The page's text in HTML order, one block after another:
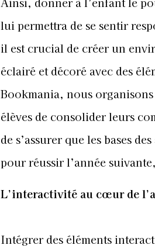
lui permettra de se sentir
il est crucial de créer un
éclairé et décoré avec des
Bookmania, nous organisons
élèves de consolider leurs
de s’assurer que les bases
pour réussir l’année
L’interactivité au cœur de
Intégrer des éléments